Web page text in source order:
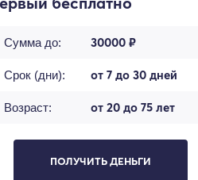
Сумма до: 30000 ₽
Срок (дни): от 7 до 30 дней
Возраст: от 20 до 75 лет
ПОЛУЧИТЬ ДЕНЬГИ